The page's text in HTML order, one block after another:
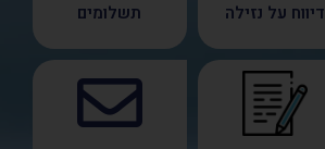
דיווח על נזילה תשלומים